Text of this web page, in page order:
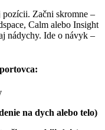
Začni skromne –
Calm alebo Insight
nádychy. Ide o návyk –
na dych alebo telo)